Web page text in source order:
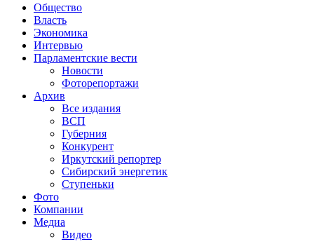
Общество
Власть
Экономика
Интервью
Парламентские вести
Новости
Фоторепортажи
Архив
Все издания
ВСП
Губерния
Конкурент
Иркутский репортер
Сибирский энергетик
Ступеньки
Фото
Компании
Медиа
Видео